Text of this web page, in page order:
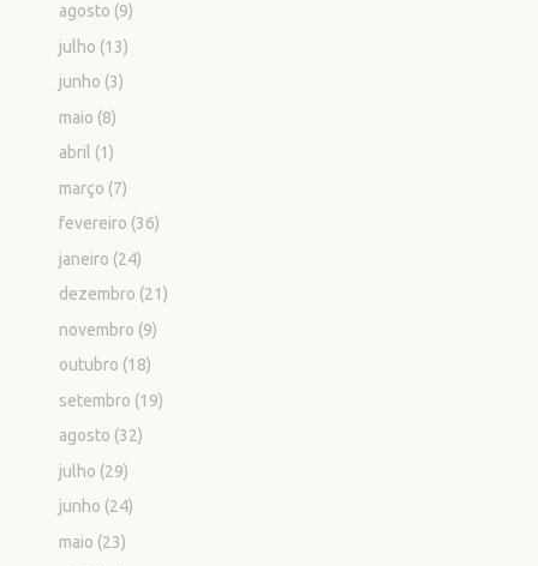
agosto (9)
julho (13)
junho (3)
maio (8)
abril (1)
março (7)
fevereiro (36)
janeiro (24)
dezembro (21)
novembro (9)
outubro (18)
setembro (19)
agosto (32)
julho (29)
junho (24)
maio (23)